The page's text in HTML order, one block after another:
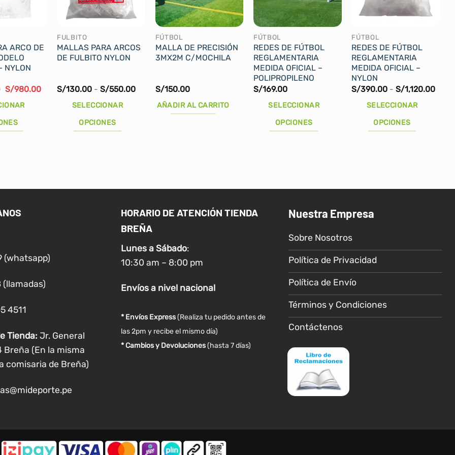
ARCO DE
NYLON
El
precio
original
S/1,200.00.
S/980.00El
precio
FULBITO
MALLAS PARA ARCOS
DE FULBITO NYLON
S/130.00 - S/550.00Rango
precios:
SELECCIONAR
OPCIONES
variantes.
FÚTBOL
MALLA DE PRECISIÓN
3MX2M C/MOCHILA
S/150.00
AÑADIR AL CARRITO
FÚTBOL
REDES DE FÚTBOL
REGLAMENTARIA
MEDIDA OFICIAL –
POLIPROPILENO
S/169.00
SELECCIONAR
OPCIONES
variantes.
opciones
producto
FÚTBOL
REDES DE FÚTBOL
REGLAMENTARIA
MEDIDA OFICIAL –
NYLON
S/390.00 - S/1,120.00
SELECCIONAR
OPCIONES
variantes.
opciones
pueden
elegir
en
la
de
producto
(whatsapp)
(llamadas)
4511
Tienda: Jr. General
Breña (En la misma
comisaria de Breña)
HORARIO DE ATENCIÓN TIENDA
BREÑA
Lunes a Sábado:
10:30 am – 8:00 pm
Envíosa nivel nacional
* Envíos Express(Realiza tu pedido antes de
las 2pm y recibe el mismo día)
* Cambios y Devoluciones (hasta 7 días)
Nuestra Empresa
Sobre Nosotros
Política de Privacidad
Política de Envío
Términos y Condiciones
Contáctenos